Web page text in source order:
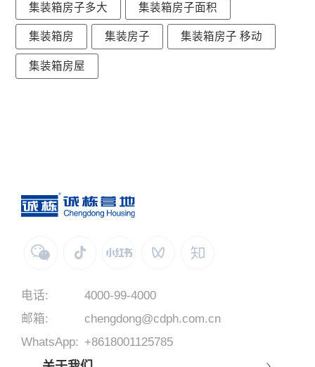
集装箱房子多大 集装箱房子面积
集装箱房 集装房子 集装箱房子 移动
集装箱房屋
电话:
4000-99-4000
邮箱:
chengdong@cdph.com.cn
WhatsApp: +8618001125785